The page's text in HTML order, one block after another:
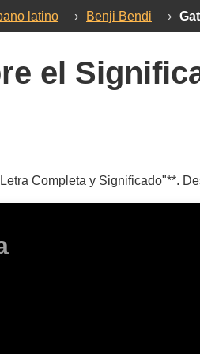
latino › Benji Bendi ›
el
Completa y Significado"**.